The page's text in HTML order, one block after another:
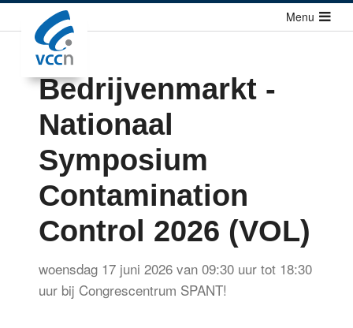
Sla
links
Jump
navigation
Jump
main
Menu
Bedrijvenmarkt -
Nationaal
Symposium
Contamination
Control 2026 (VOL)
woensdag 17 juni 2026 van 09:30 uur tot 18:30
uur bij Congrescentrum SPANT!
Congressen
Congressen
Congressen agenda
Publicaties
Over ons
Contact